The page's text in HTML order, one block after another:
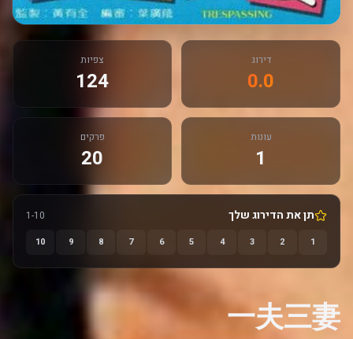
דירוג
0.0
צפיות
124
עונות
1
פרקים
20
תן את הדירוג שלך 1-10
1
2
3
4
5
6
7
8
9
10
一夫三妻